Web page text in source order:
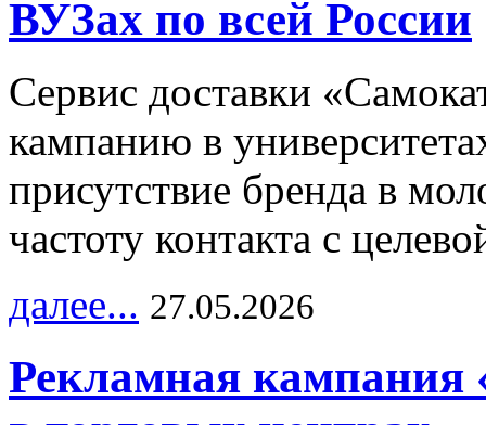
ВУЗах по всей России
Сервис доставки
кампанию в
присутствие бренда в
частоту контакта с
далее... 27.05.2026
Рекламная кампания